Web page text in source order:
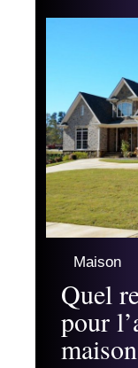
Maison
Quel
pour